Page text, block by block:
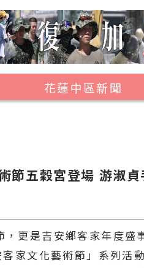
花蓮中區新聞
光復鄉
節五穀宮登場 游淑
更是吉安鄉客家年度盛
家文化藝術節」系列活